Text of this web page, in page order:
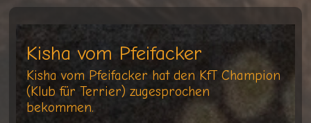
Kisha vom Pfeifacker
Kisha vom Pfeifacker hat den KfT Champion
(Klub für Terrier) zugesprochen
bekommen.